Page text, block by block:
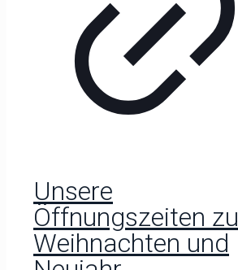
Unsere
Öffnungszeiten zu
Weihnachten und